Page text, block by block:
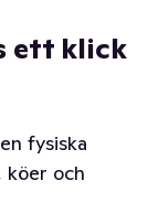
ett klick
fysiska
köer och